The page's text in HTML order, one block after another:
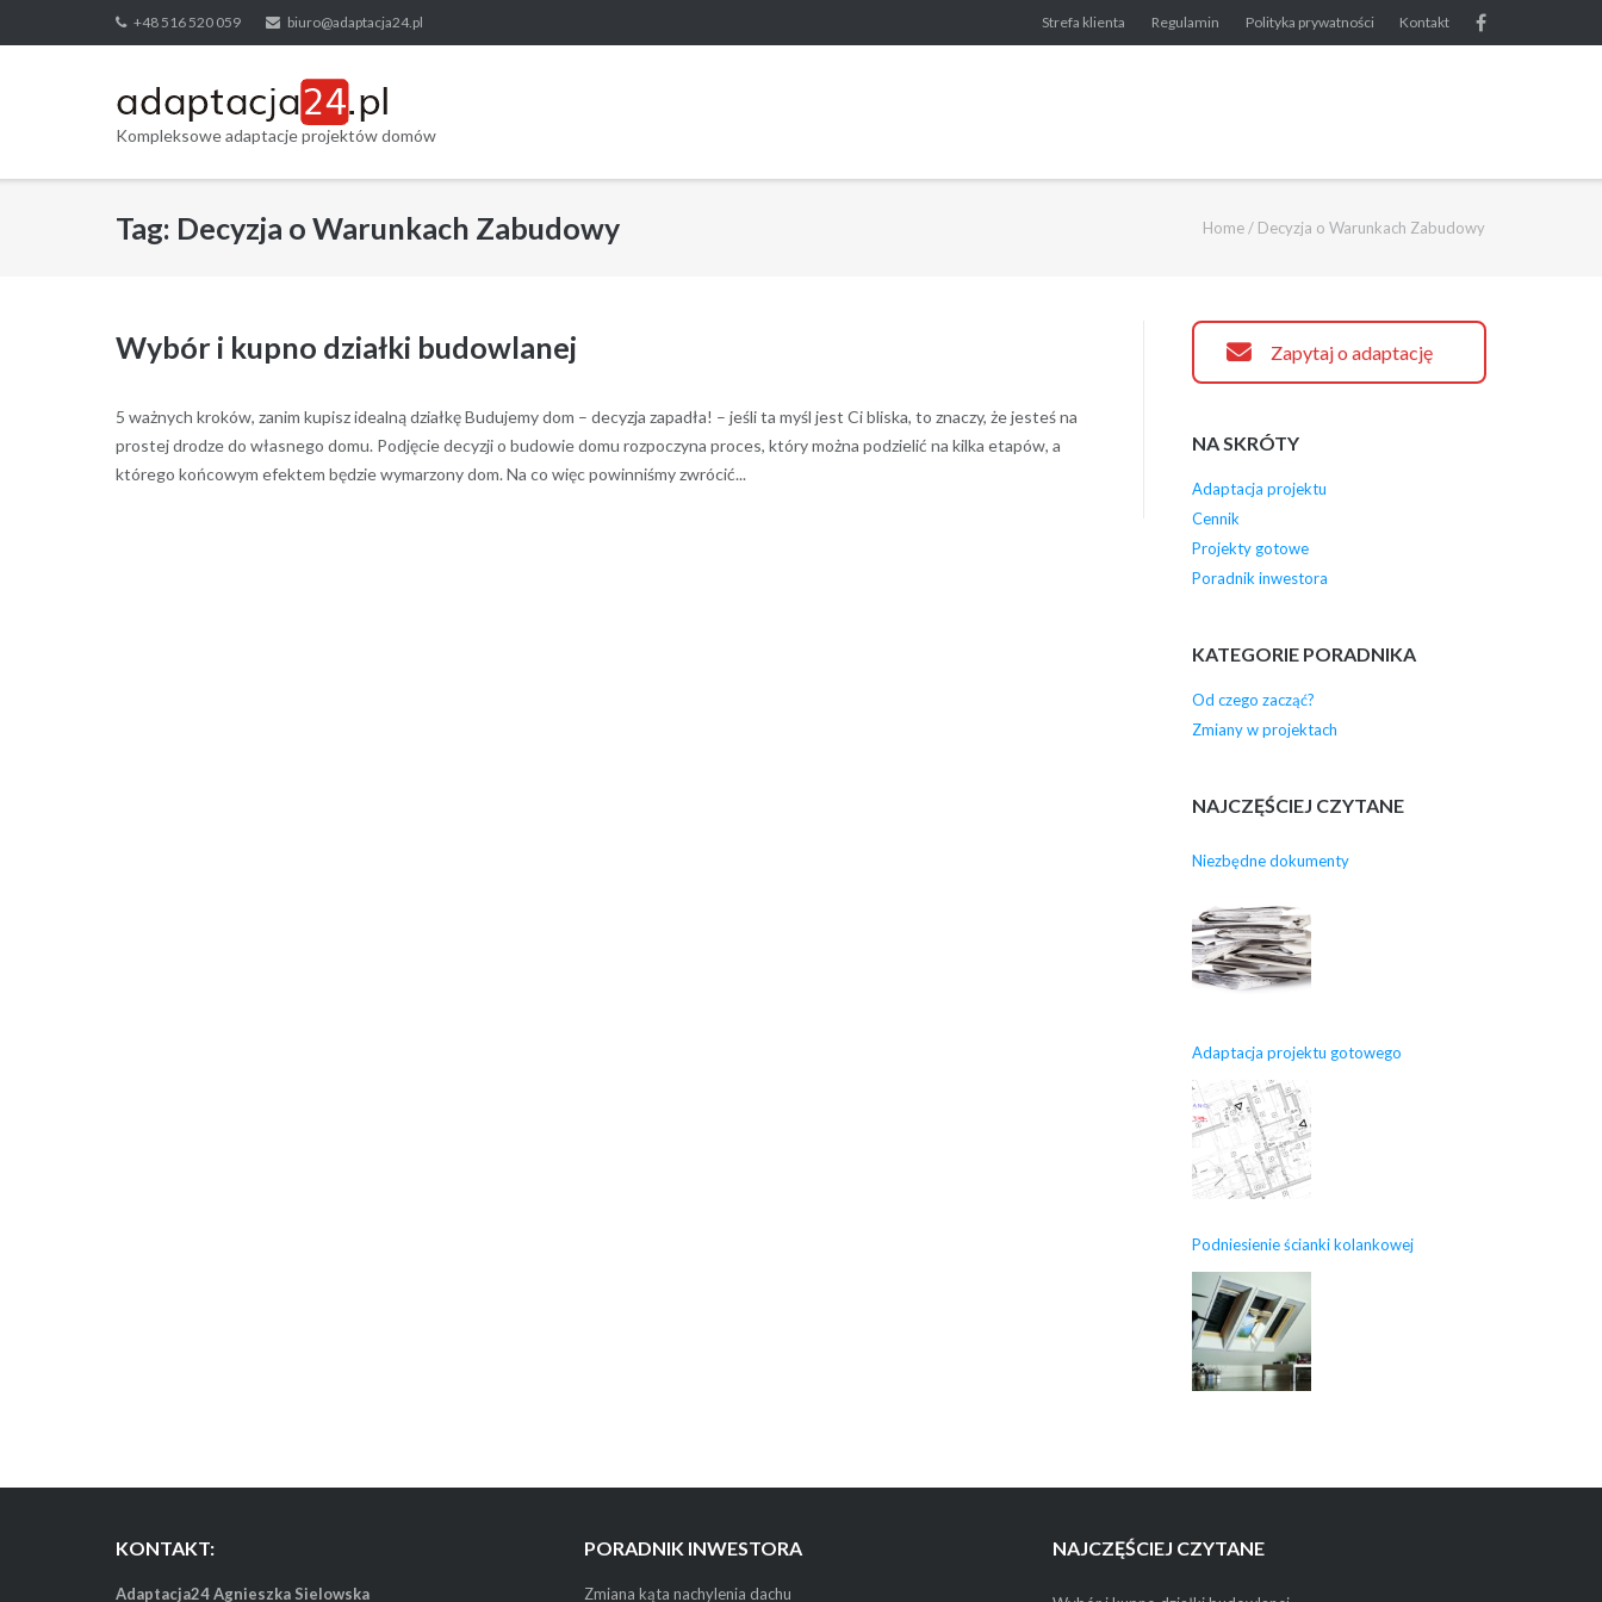
to
+48 516 520 059 biuro@adaptacja24.pl Strefa klienta Regulamin Polityka prywatności Kontakt
Kompleksowe adaptacje projektów domów
Tag: Decyzja o Warunkach Zabudowy Home/ Decyzja o Warunkach Zabudowy
Wybór i kupno działki budowlanej
5 ważnych kroków, zanim kupisz idealną działkę Budujemy dom – decyzja zapadła! – jeśli ta myśl jest Ci bliska, to znaczy, że jesteś na
prostej drodze do własnego domu. Podjęcie decyzji o budowie domu rozpoczyna proces, który można podzielić na kilka etapów, a
którego końcowym efektem będzie wymarzony dom. Na co więc powinniśmy zwrócić...
Zapytaj o adaptację
NA SKRÓTY
Adaptacja projektu
Cennik
Projekty gotowe
Poradnik inwestora
KATEGORIE PORADNIKA
Od czego zacząć?
Zmiany w projektach
NAJCZĘŚCIEJ CZYTANE
Niezbędne dokumenty
Adaptacja projektu gotowego
Podniesienie ścianki kolankowej
KONTAKT:
Adaptacja24 Agnieszka Sielowska
PORADNIK INWESTORA
Zmiana kąta nachylenia dachu
NAJCZĘŚCIEJ CZYTANE